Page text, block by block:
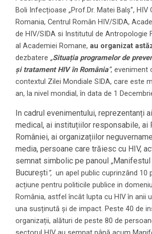
Boli Infecțioase „Prof.Dr. Matei Balș”, HIV
Romania, Centrul Român HIV/SIDA,
de HIV/SIDA si Institutul de Antropologie
al Academiei Romane, au organizat
dezbatere „Situația programelor de
și tratament HIV în România”, eveniment
contextul Zilei Mondiale SIDA, care este
an, la nivel mondial, în data de 1
In cadrul evenimentului, reprezentanți
medical, ai instituțiilor responsabile, ai
României, ai organizațiilor
media, persoane care trăiesc cu HIV,
semnat simbolic pe panoul „Manifestul
București”, un apel public cuprinzând 10
acțiune pentru politicile publice in
România, astfel încât lupta cu HIV în anii
una susținută și de impact. Peste 40 de
organizații, alături de peste 80 de